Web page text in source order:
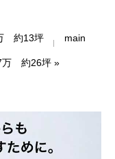
約13坪 main
万 約26坪»